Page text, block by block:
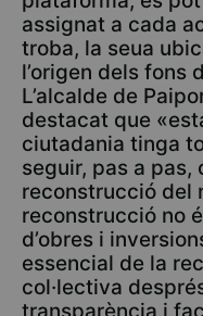
assignat a cada
troba, la seua
l’origen dels fons
L’alcalde de
destacat que
ciutadania tinga
seguir, pas a pas,
reconstrucció del
reconstrucció no
d’obres i
essencial de la
col·lectiva